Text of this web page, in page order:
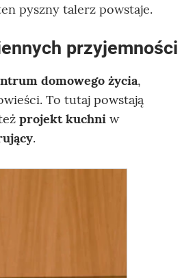
pyszny talerz powstaje.
przyjemności
domowego życia,
To tutaj powstają
projekt kuchni w
.